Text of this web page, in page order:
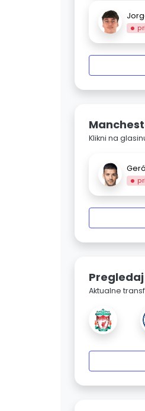
Klikni na
Aktualne